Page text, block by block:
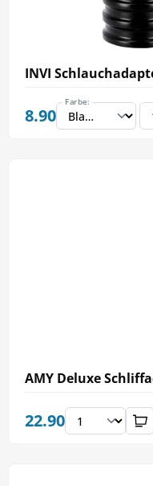
INVI
8.90
Farbe:
AMY Deluxe
22.90